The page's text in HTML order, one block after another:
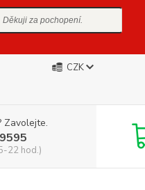
Děkuji za pochopení.
CZK
Zavolejte.
22 hod.)